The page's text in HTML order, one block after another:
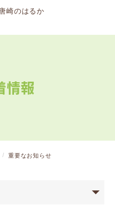
情報
重要なお知らせ